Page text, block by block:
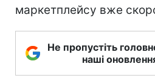
маркетплейсу вже
Не пропустіть
наші